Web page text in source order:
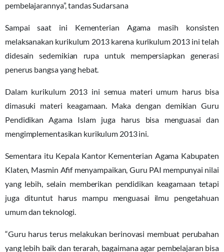
pembelajarannya”, tandas Sudarsana
Sampai saat ini Kementerian Agama masih konsisten
melaksanakan kurikulum 2013 karena kurikulum 2013 ini telah
didesain sedemikian rupa untuk mempersiapkan generasi
penerus bangsa yang hebat.
Dalam kurikulum 2013 ini semua materi umum harus bisa
dimasuki materi keagamaan. Maka dengan demikian Guru
Pendidikan Agama Islam juga harus bisa menguasai dan
mengimplementasikan kurikulum 2013 ini.
Sementara itu Kepala Kantor Kementerian Agama Kabupaten
Klaten, Masmin Afif menyampaikan, Guru PAI mempunyai nilai
yang lebih, selain memberikan pendidikan keagamaan tetapi
juga dituntut harus mampu menguasai ilmu pengetahuan
umum dan teknologi.
“Guru harus terus melakukan berinovasi membuat perubahan
yang lebih baik dan terarah, bagaimana agar pembelajaran bisa